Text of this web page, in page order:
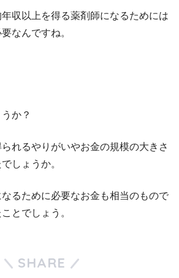
収以上を得る薬剤師になるためには
なんですね。
か？
れるやりがいやお金の規模の大きさ
しょうか。
るために必要なお金も相当のもので
とでしょう。
SHARE